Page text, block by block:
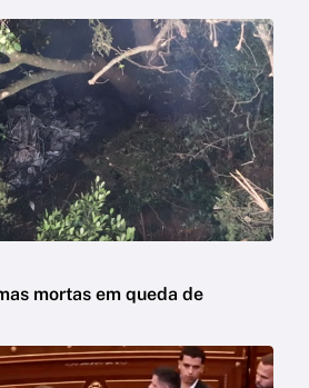
mortas em queda de